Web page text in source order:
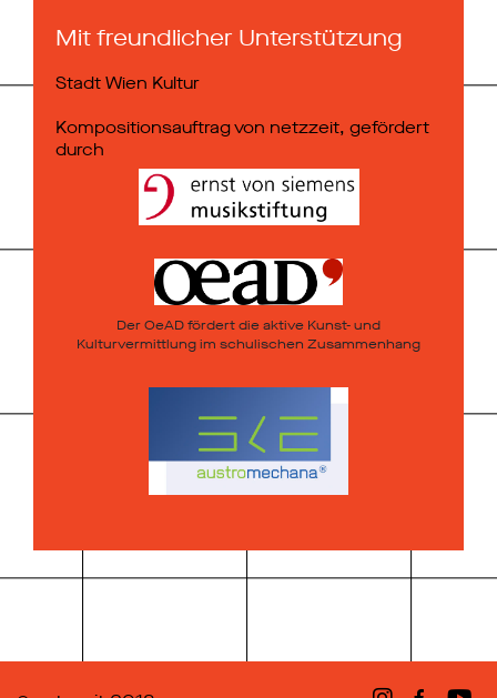
Mit freundlicher Unterstützung
Stadt Wien Kultur
Kompositionsauftrag von netzzeit, gefördert
durch
Der OeAD fördert die aktive Kunst- und
Kulturvermittlung im schulischen Zusammenhang